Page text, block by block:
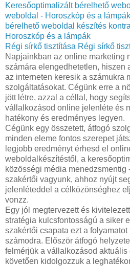
Keresőoptimalizált bérelhető
weboldal - Horoszkóp és a lámpák
bérelhető weboldal készítés
Horoszkóp és a lámpák
Régi sírkő tisztítása Régi sírkő
Napjainkban az online marketing
számára elengedhetetlen, hiszen
az interneten keresik a számukra
szolgáltatásokat. Cégünk erre a
jött létre, azzal a céllal, hogy
vállalkozásod online jelenléte és
hatékony és eredményes legyen.
Cégünk egy összetett, átfogó
minden eleme fontos szerepet
legjobb eredményt érhesd el
weboldalkészítéstől, a
közösségi média menedzsmentig
szakértői vagyunk, ahhoz nyújt
jelenléteddel a célközönséghez
vonzz.
Egy jól megtervezett és
stratégia kulcsfontosságú a siker
szakértői csapata ezt a
számodra. Először átfogó
felmérjük a vállalkozásod
követően kidolgozzuk a